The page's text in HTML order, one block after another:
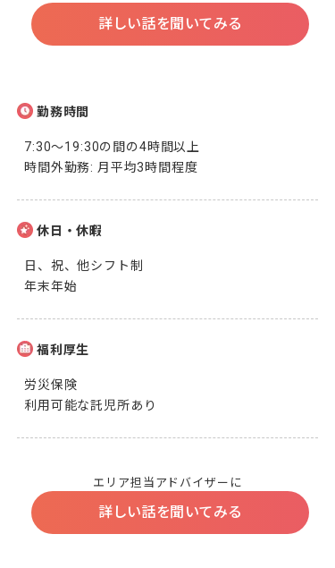
詳しい話を聞いてみる
勤務時間
7:30～19:30の間の4時間以上
時間外勤務: 月平均3時間程度
休日・休暇
日、祝、他シフト制
年末年始
福利厚生
労災保険
利用可能な託児所あり
エリア担当アドバイザーに
詳しい話を聞いてみる